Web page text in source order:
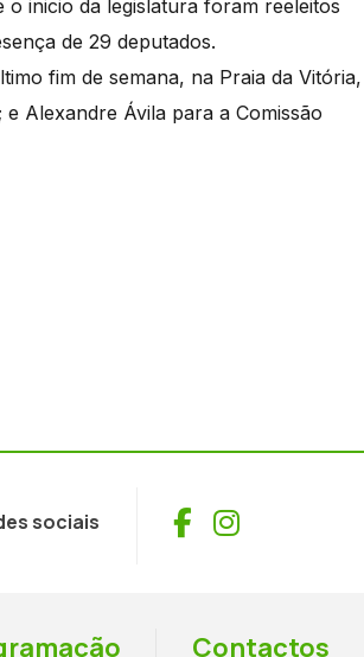
inicio da legislatura foram reeleitos
de 29 deputados.
fim de semana, na Praia da Vitória,
Alexandre Ávila para a Comissão
sociais Facebook
Instagram
Contactos